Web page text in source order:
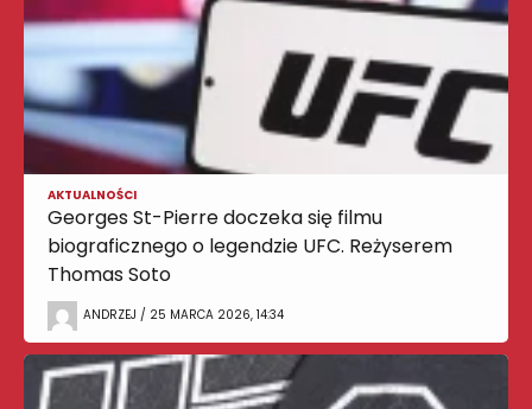
AKTUALNOŚCI
Georges St-Pierre doczeka się filmu
biograficznego o legendzie UFC. Reżyserem
Thomas Soto
ANDRZEJ / 25 MARCA 2026, 14:34